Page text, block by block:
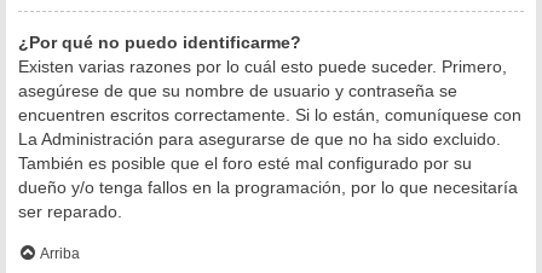
¿Por qué no puedo identificarme?
Existen varias razones por lo cuál esto puede suceder. Primero,
asegúrese de que su nombre de usuario y contraseña se
encuentren escritos correctamente. Si lo están, comuníquese con
La Administración para asegurarse de que no ha sido excluido.
También es posible que el foro esté mal configurado por su
dueño y/o tenga fallos en la programación, por lo que necesitaría
ser reparado.
Arriba